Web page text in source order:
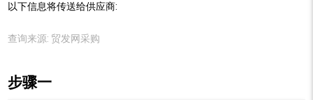
以下信息将传送给供应商:
查询来源: 贸发网采购
步骤一